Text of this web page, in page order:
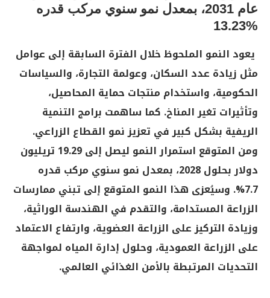
عام 2031، بمعدل نمو سنوي مركب قدره
%13.23
يعود النمو الملحوظ خلال الفترة السابقة إلى عوامل
مثل زيادة عدد السكان، وعولمة التجارة، والسياسات
الحكومية، واستخدام منتجات حماية المحاصيل،
وتأثيرات تغير المناخ. كما ساهمت برامج التنمية
الريفية بشكل كبير في تعزيز نمو القطاع الزراعي.
ومن المتوقع استمرار النمو ليصل إلى 19.29 تريليون
دولار بحلول 2028، بمعدل نمو سنوي مركب قدره
7.7%. وسيُعزى هذا النمو المتوقع إلى تبني ممارسات
الزراعة المستدامة، والتقدم في الهندسة الوراثية،
وزيادة التركيز على الزراعة العضوية، وارتفاع الاعتماد
على الزراعة العمودية، وحلول إدارة المياه لمواجهة
التحديات المرتبطة بالأمن الغذائي العالمي.